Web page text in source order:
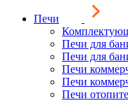
Печи
Печи для
Печи для
Печи
Печи
Печи